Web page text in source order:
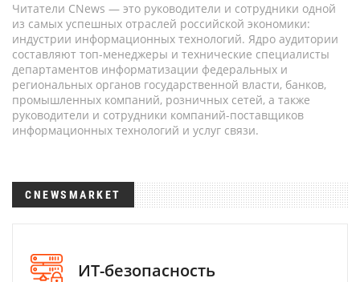
Читатели CNews — это руководители и сотрудники одной
из самых успешных отраслей российской экономики:
индустрии информационных технологий. Ядро аудитории
составляют топ-менеджеры и технические специалисты
департаментов информатизации федеральных и
региональных органов государственной власти, банков,
промышленных компаний, розничных сетей, а также
руководители и сотрудники компаний-поставщиков
информационных технологий и услуг связи.
CNEWSMARKET
ИТ-безопасность